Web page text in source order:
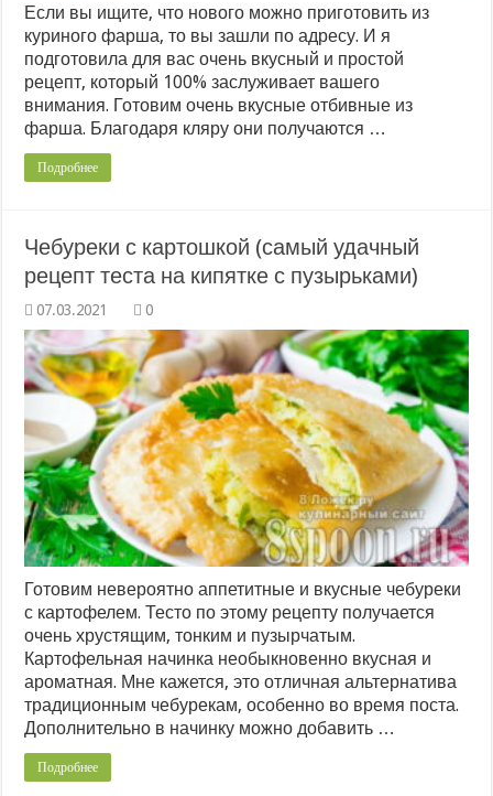
Если вы ищите, что нового можно приготовить из
куриного фарша, то вы зашли по адресу. И я
подготовила для вас очень вкусный и простой
рецепт, который 100% заслуживает вашего
внимания. Готовим очень вкусные отбивные из
фарша. Благодаря кляру они получаются …
Подробнее
Чебуреки с картошкой (самый удачный
рецепт теста на кипятке с пузырьками)
0
Готовим невероятно аппетитные и вкусные чебуреки
с картофелем. Тесто по этому рецепту получается
очень хрустящим, тонким и пузырчатым.
Картофельная начинка необыкновенно вкусная и
ароматная. Мне кажется, это отличная альтернатива
традиционным чебурекам, особенно во время поста.
Дополнительно в начинку можно добавить …
Подробнее